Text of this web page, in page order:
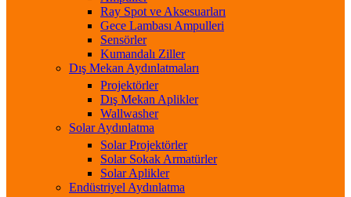
Ray Spot ve Aksesuarları
Gece Lambası Ampulleri
Sensörler
Kumandalı Ziller
Dış Mekan Aydınlatmaları
Projektörler
Dış Mekan Aplikler
Wallwasher
Solar Aydınlatma
Solar Projektörler
Solar Sokak Armatürler
Solar Aplikler
Endüstriyel Aydınlatma